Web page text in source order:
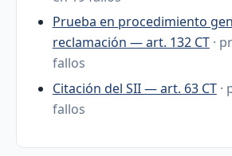
Prueba en procedimiento
reclamación — art. 132 CT ·
fallos
Citación del SII — art. 63 CT ·
fallos